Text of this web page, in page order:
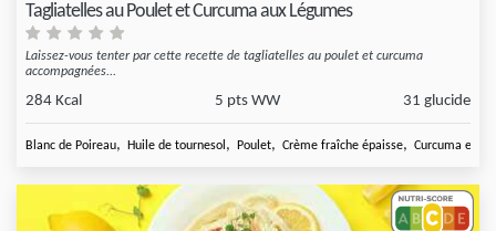
Tagliatelles au Poulet et Curcuma aux Légumes
Laissez-vous tenter par cette recette de tagliatelles au poulet et curcuma
accompagnées...
284 Kcal 5 pts WW 31 glucide
Blanc de Poireau, Huile de tournesol , Poulet, Crème fraîche épaisse, Curcuma en